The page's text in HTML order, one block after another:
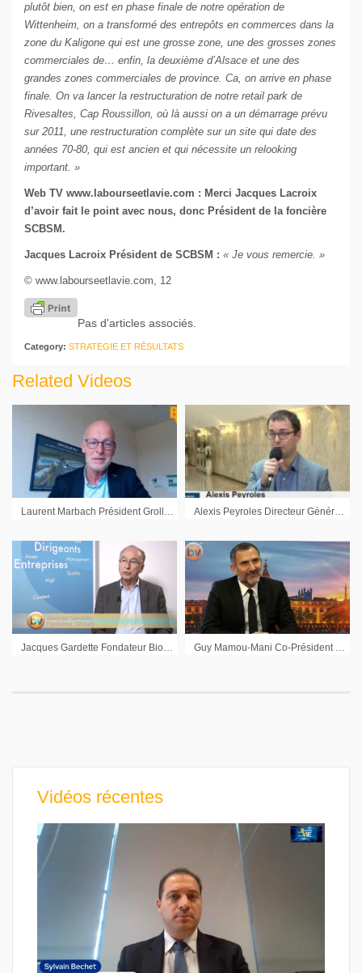
plutôt bien, on est en phase finale de notre opération de
Wittenheim, on a transformé des entrepôts en commerces dans la
zone du Kaligone qui est une grosse zone, une des grosses zones
commerciales de… enfin, la deuxième d’Alsace et une des
grandes zones commerciales de province. Ca, on arrive en phase
finale. On va lancer la restructuration de notre retail park de
Rivesaltes, Cap Roussillon, où là aussi on a un démarrage prévu
sur 2011, une restructuration complète sur un site qui date des
années 70-80, qui est ancien et qui nécessite un relooking
important. »
Web TV www.labourseetlavie.com : Merci Jacques Lacroix
d’avoir fait le point avec nous, donc Président de la foncière
SCBSM.
Jacques Lacroix Président de SCBSM : « Je vous remercie. »
© www.labourseetlavie.com, 12
Pas d'articles associés.
Category: STRATEGIE ET RÉSULTATS
Related Videos
Laurent Marbach Président Grolleau : « Nous avons un carnet de commandes bien rempli » Alexis Peyroles Directeur Général Ose Immunotherapeutics : « Nous sommes dans l’exécution de notre portefeuille clinique »
Vidéos récentes